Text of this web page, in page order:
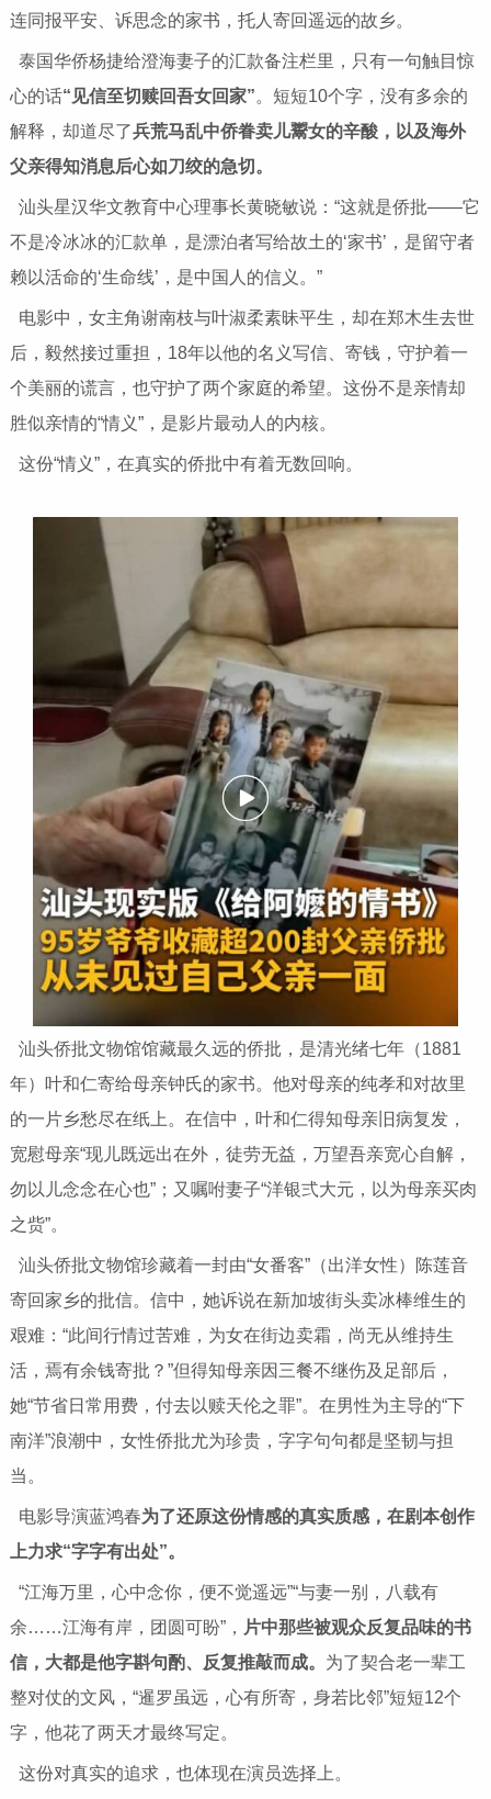
连同报平安、诉思念的家书，托人寄回遥远的故乡。
泰国华侨杨捷给澄海妻子的汇款备注栏里，只有一句触目惊
心的话“ 见信至切赎回吾女回家”。短短10个字，没有多余的
解释，却道尽了兵荒马乱中侨眷卖儿鬻女的辛酸，以及海外
父亲得知消息后心如刀绞的急切。
汕头星汉华文教育中心理事长黄晓敏说：“这就是侨批——它
不是冷冰冰的汇款单，是漂泊者写给故土的‘家书’，是留守者
赖以活命的‘生命线’，是中国人的信义。”
电影中，女主角谢南枝与叶淑柔素昧平生，却在郑木生去世
后，毅然接过重担，18年以他的名义写信、寄钱，守护着一
个美丽的谎言，也守护了两个家庭的希望。这份不是亲情却
胜似亲情的“情义”，是影片最动人的内核。
这份“情义”，在真实的侨批中有着无数回响。
汕头侨批文物馆馆藏最久远的侨批，是清光绪七年（1881
年）叶和仁寄给母亲钟氏的家书。他对母亲的纯孝和对故里
的一片乡愁尽在纸上。在信中，叶和仁得知母亲旧病复发，
宽慰母亲“现儿既远出在外，徒劳无益，万望吾亲宽心自解，
勿以儿念念在心也”；又嘱咐妻子“洋银弍大元，以为母亲买肉
之赀”。
汕头侨批文物馆珍藏着一封由“女番客”（出洋女性）陈莲音
寄回家乡的批信。信中，她诉说在新加坡街头卖冰棒维生的
艰难：“此间行情过苦难，为女在街边卖霜，尚无从维持生
活，焉有余钱寄批？”但得知母亲因三餐不继伤及足部后，
她“节省日常用费，付去以赎天伦之罪”。在男性为主导的“下
南洋”浪潮中，女性侨批尤为珍贵，字字句句都是坚韧与担
当。
电影导演蓝鸿春为了还原这份情感的真实质感，在剧本创作
上力求“字字有出处”。
“江海万里，心中念你，便不觉遥远”“与妻一别，八载有
余……江海有岸，团圆可盼”， 片中那些被观众反复品味的书
信，大都是他字斟句酌、反复推敲而成。 为了契合老一辈工
整对仗的文风，“暹罗虽远，心有所寄，身若比邻”短短12个
字，他花了两天才最终写定。
这份对真实的追求，也体现在演员选择上。